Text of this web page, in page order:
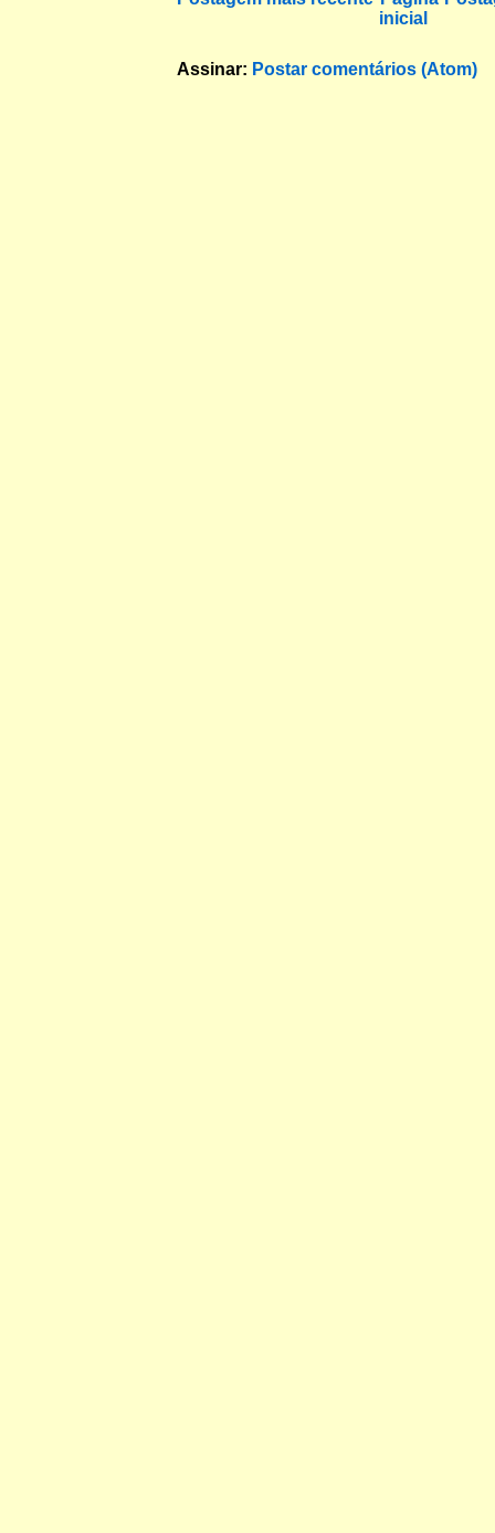
inicial
Assinar: Postar comentários (Atom)